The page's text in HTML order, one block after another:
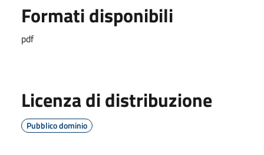
Formati disponibili
pdf
Licenza di distribuzione
Pubblico dominio